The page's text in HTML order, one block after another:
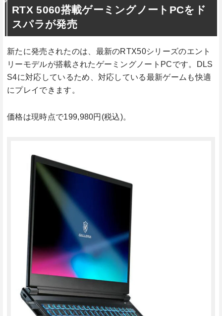
RTX 5060搭載ゲーミングノートPCをド
スパラが発売
新たに発売されたのは、最新のRTX50シリーズのエント
リーモデルが搭載されたゲーミングノートPCです。DLS
S4に対応しているため、対応している最新ゲームも快適
にプレイできます。
価格は現時点で199,980円(税込)。